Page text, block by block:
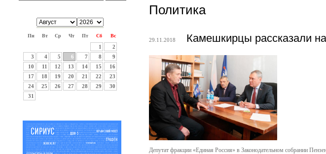
Пн Вт Ср Чт Пт Сб Вс
1
2
3
4 5 6 7 8
9
10
11 12 13 14 15
16
17
18 19 20 21 22
23
24
25 26 27 28 29
30
31
Политика
29.11.2018 Камешкирцы рассказали
Депутат фракции «Единая Россия» в Законодательном собрании